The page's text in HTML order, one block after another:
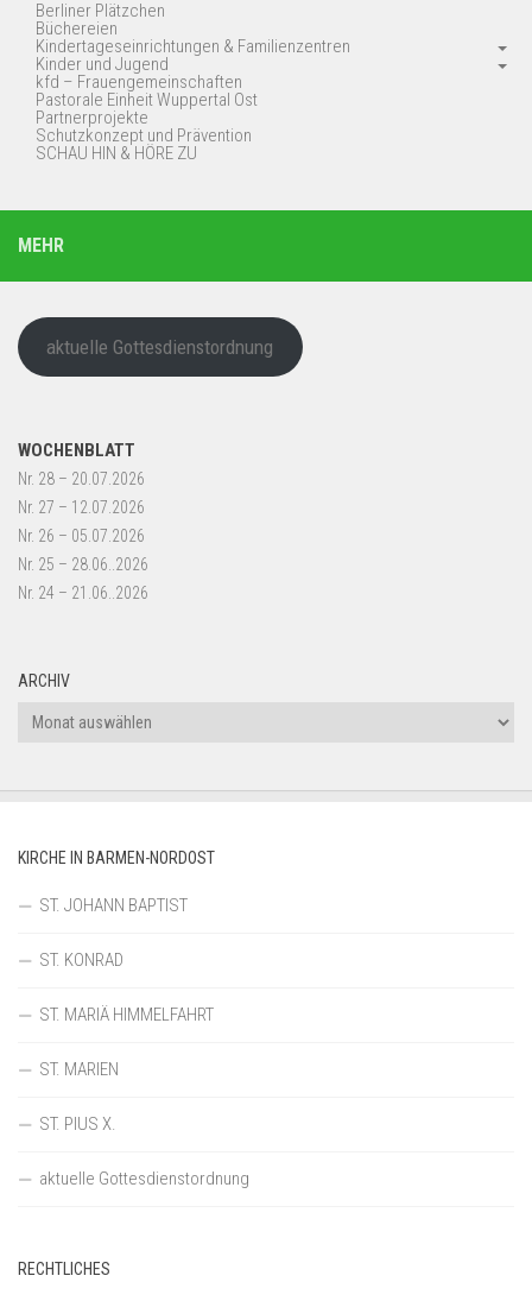
Berliner Plätzchen
Büchereien
Kindertageseinrichtungen & Familienzentren
Kinder und Jugend
kfd – Frauengemeinschaften
Pastorale Einheit Wuppertal Ost
Partnerprojekte
Schutzkonzept und Prävention
SCHAU HIN & HÖRE ZU
MEHR
aktuelle Gottesdienstordnung
WOCHENBLATT
Nr. 28 – 20.07.2026
Nr. 27 – 12.07.2026
Nr. 26 – 05.07.2026
Nr. 25 – 28.06..2026
Nr. 24 – 21.06..2026
ARCHIV
Archiv
KIRCHE IN BARMEN-NORDOST
ST. JOHANN BAPTIST
ST. KONRAD
ST. MARIÄ HIMMELFAHRT
ST. MARIEN
ST. PIUS X.
aktuelle Gottesdienstordnung
RECHTLICHES